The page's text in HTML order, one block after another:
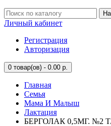
Личный кабинет
Регистрация
Авторизация
0 товар(ов) - 0.00 р.
Главная
Семья
Мама И Малыш
Лактация
БЕРГОЛАК 0,5МГ. №2